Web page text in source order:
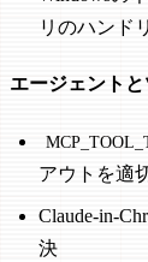
リのハンド
エージェントと
アウトを適
Claude-in-
決